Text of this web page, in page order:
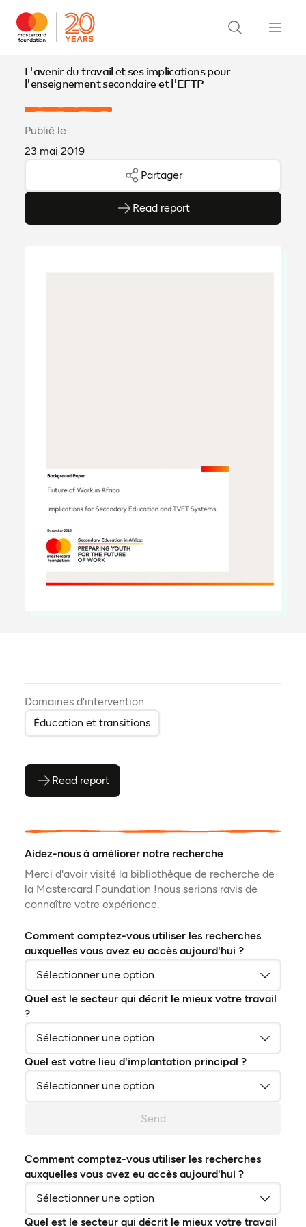
L'avenir du travail et ses implications pour
l'enseignement secondaire et l'EFTP
Publié le
23 mai 2019
Partager
Read report
(ouvre en PDF)
(ouvre dans un nouvel onglet)
Domaines d'intervention
Éducation et transitions
Read report(ouvre en PDF)
(ouvre dans un nouvel onglet)
Aidez-nous à améliorer notre recherche
Merci d'avoir visité la bibliothèque de recherche de
la Mastercard Foundation !nous serions ravis de
connaître votre expérience.
Comment comptez-vous utiliser les recherches
auxquelles vous avez eu accès aujourd'hui ?
Quel est le secteur qui décrit le mieux votre travail
?
Quel est votre lieu d'implantation principal ?
Send
Comment comptez-vous utiliser les recherches
auxquelles vous avez eu accès aujourd'hui ?
Quel est le secteur qui décrit le mieux votre travail